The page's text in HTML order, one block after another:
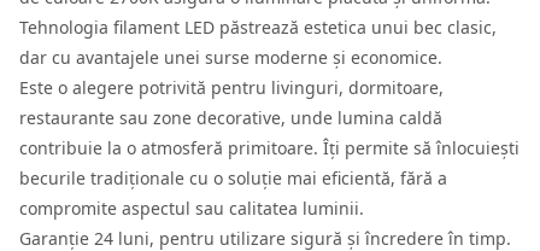
Tehnologia filament LED păstrează estetica unui bec clasic,
dar cu avantajele unei surse moderne și economice.
Este o alegere potrivită pentru livinguri, dormitoare,
restaurante sau zone decorative, unde lumina caldă
contribuie la o atmosferă primitoare. Îți permite să înlocuiești
becurile tradiționale cu o soluție mai eficientă, fără a
compromite aspectul sau calitatea luminii.
Garanție 24 luni, pentru utilizare sigură și încredere în timp.